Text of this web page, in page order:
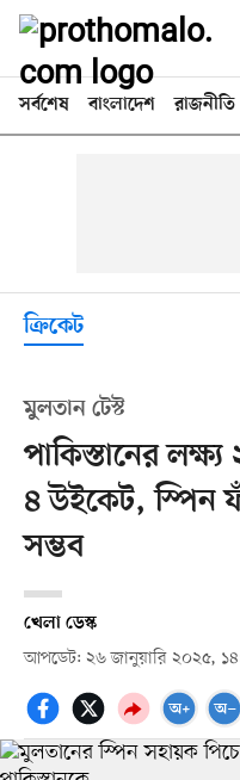
সর্বশেষ বাংলাদেশ রাজনীতি
ক্রিকেট
মুলতান টেস্ট
পাকিস্তানের
৪ উইকেট, স্পিন
সম্ভব
খেলা ডেস্ক
আপডেট: ২৬ জানুয়ারি ২০২৫,